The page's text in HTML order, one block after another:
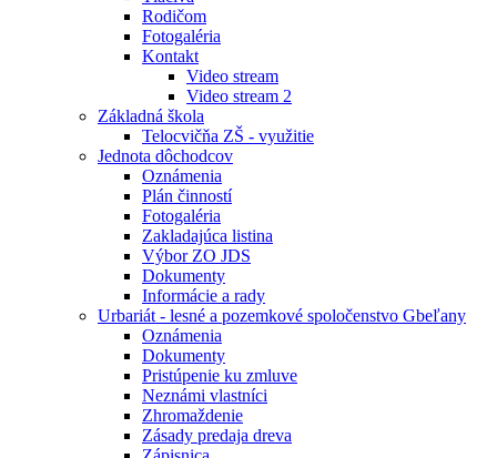
Rodičom
Fotogaléria
Kontakt
Video stream
Video stream 2
Základná škola
Telocvičňa ZŠ - využitie
Jednota dôchodcov
Oznámenia
Plán činností
Fotogaléria
Zakladajúca listina
Výbor ZO JDS
Dokumenty
Informácie a rady
Urbariát - lesné a pozemkové spoločenstvo Gbeľany
Oznámenia
Dokumenty
Pristúpenie ku zmluve
Neznámi vlastníci
Zhromaždenie
Zásady predaja dreva